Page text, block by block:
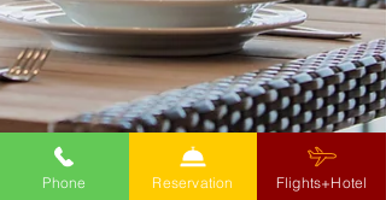
Phone Reservation Flights+Hotel